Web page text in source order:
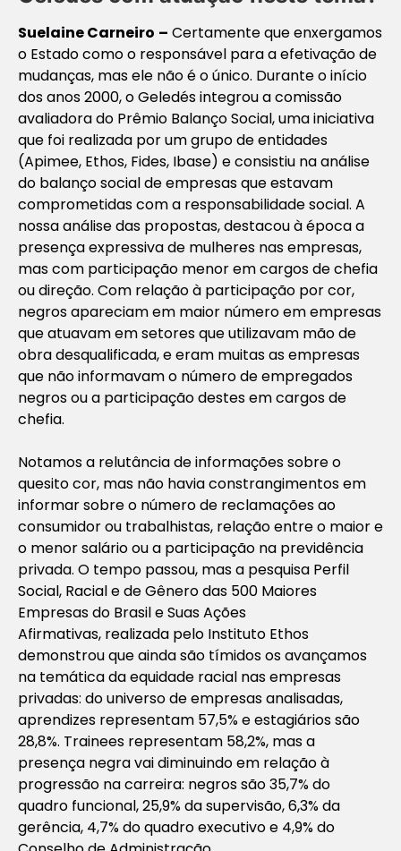
Suelaine Carneiro – Certamente que enxergamos
o Estado como o responsável para a efetivação de
mudanças, mas ele não é o único. Durante o início
dos anos 2000, o Geledés integrou a comissão
avaliadora do Prêmio Balanço Social, uma iniciativa
que foi realizada por um grupo de entidades
(Apimee, Ethos, Fides, Ibase) e consistiu na análise
do balanço social de empresas que estavam
comprometidas com a responsabilidade social. A
nossa análise das propostas, destacou à época a
presença expressiva de mulheres nas empresas,
mas com participação menor em cargos de chefia
ou direção. Com relação à participação por cor,
negros apareciam em maior número em empresas
que atuavam em setores que utilizavam mão de
obra desqualificada, e eram muitas as empresas
que não informavam o número de empregados
negros ou a participação destes em cargos de
chefia.
Notamos a relutância de informações sobre o
quesito cor, mas não havia constrangimentos em
informar sobre o número de reclamações ao
consumidor ou trabalhistas, relação entre o maior e
o menor salário ou a participação na previdência
privada. O tempo passou, mas a pesquisa Perfil
Social, Racial e de Gênero das 500 Maiores
Empresas do Brasil e Suas Ações
Afirmativas, realizada pelo Instituto Ethos
demonstrou que ainda são tímidos os avançamos
na temática da equidade racial nas empresas
privadas: do universo de empresas analisadas,
aprendizes representam 57,5% e estagiários são
28,8%. Trainees representam 58,2%, mas a
presença negra vai diminuindo em relação à
progressão na carreira: negros são 35,7% do
quadro funcional, 25,9% da supervisão, 6,3% da
gerência, 4,7% do quadro executivo e 4,9% do